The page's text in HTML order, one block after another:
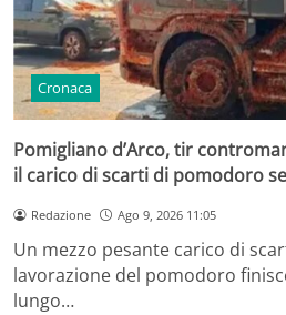
Cronaca
Pomigliano d’Arco, tir
il carico di scarti di pomodoro
Redazione Ago 9, 2026 11:05
Un mezzo pesante carico di
lavorazione del pomodoro
lungo…